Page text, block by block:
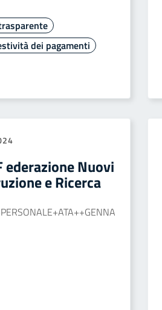
dei pagamenti
ederazione Nuovi
e Ricerca